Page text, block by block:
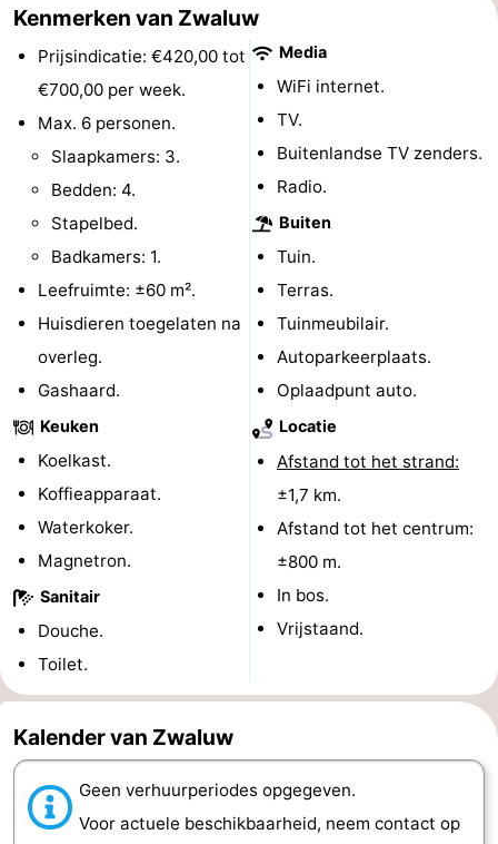
Haamstede
&
doen
Bezienswaardigheden
Musea
-
Monumenten
Kerken
Molens
Uitkijkpunten
Attracties
Rondvaarten
-
Binnenspeeltuinen
-
Minigolfbanen
Wellness
&
Steden
Natuur
Rondleidingen
Sporten
Kenmerken van Zwaluw
Prijsindicatie: €420,00 tot
€700,00 per week.
Max. 6 personen.
Slaapkamers: 3.
Bedden: 4.
Stapelbed.
Badkamers: 1.
Leefruimte: ±60 m².
Huisdieren toegelaten na
overleg.
Gashaard.
Keuken
Koelkast.
Koffieapparaat.
Waterkoker.
Magnetron.
Sanitair
Douche.
Toilet.
Media
WiFi internet.
TV.
Buitenlandse TV zenders.
Radio.
Buiten
Tuin.
Terras.
Tuinmeubilair.
Autoparkeerplaats.
Oplaadpunt auto.
Locatie
Afstand tot het strand:
±1,7 km.
Afstand tot het centrum:
±800 m.
In bos.
Vrijstaand.
Kalender van Zwaluw
Geen verhuurperiodes opgegeven.
Voor actuele beschikbaarheid, neem contact op